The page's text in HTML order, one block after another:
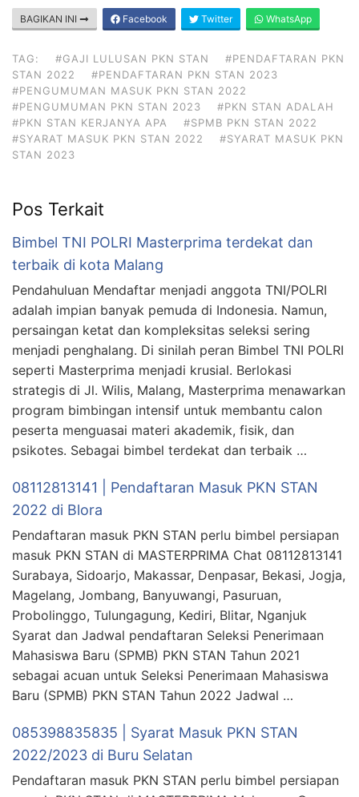
BAGIKAN INI Facebook Twitter WhatsApp
TAG: #GAJI LULUSAN PKN STAN
#PENDAFTARAN PKN
STAN 2022
#PENDAFTARAN PKN STAN 2023
#PENGUMUMAN MASUK PKN STAN 2022
#PENGUMUMAN PKN STAN 2023
#PKN STAN ADALAH
#PKN STAN KERJANYA APA
#SPMB PKN STAN 2022
#SYARAT MASUK PKN STAN 2022
#SYARAT MASUK PKN
STAN 2023
Pos Terkait
Bimbel TNI POLRI Masterprima terdekat dan
terbaik di kota Malang
Pendahuluan Mendaftar menjadi anggota TNI/POLRI
adalah impian banyak pemuda di Indonesia. Namun,
persaingan ketat dan kompleksitas seleksi sering
menjadi penghalang. Di sinilah peran Bimbel TNI POLRI
seperti Masterprima menjadi krusial. Berlokasi
strategis di Jl. Wilis, Malang, Masterprima menawarkan
program bimbingan intensif untuk membantu calon
peserta menguasai materi akademik, fisik, dan
psikotes. Sebagai bimbel terdekat dan terbaik …
08112813141 | Pendaftaran Masuk PKN STAN
2022 di Blora
Pendaftaran masuk PKN STAN perlu bimbel persiapan
masuk PKN STAN di MASTERPRIMA Chat 08112813141
Surabaya, Sidoarjo, Makassar, Denpasar, Bekasi, Jogja,
Magelang, Jombang, Banyuwangi, Pasuruan,
Probolinggo, Tulungagung, Kediri, Blitar, Nganjuk
Syarat dan Jadwal pendaftaran Seleksi Penerimaan
Mahasiswa Baru (SPMB) PKN STAN Tahun 2021
sebagai acuan untuk Seleksi Penerimaan Mahasiswa
Baru (SPMB) PKN STAN Tahun 2022 Jadwal …
085398835835 | Syarat Masuk PKN STAN
2022/2023 di Buru Selatan
Pendaftaran masuk PKN STAN perlu bimbel persiapan